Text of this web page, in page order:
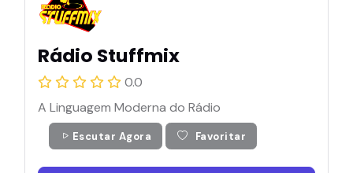
Rádio Stuffmix
0.0
A Linguagem Moderna do Rádio
Escutar Agora Favoritar